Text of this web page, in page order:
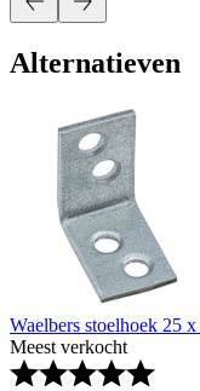
Alternatieven
Waelbers stoelhoek 25
Meest verkocht